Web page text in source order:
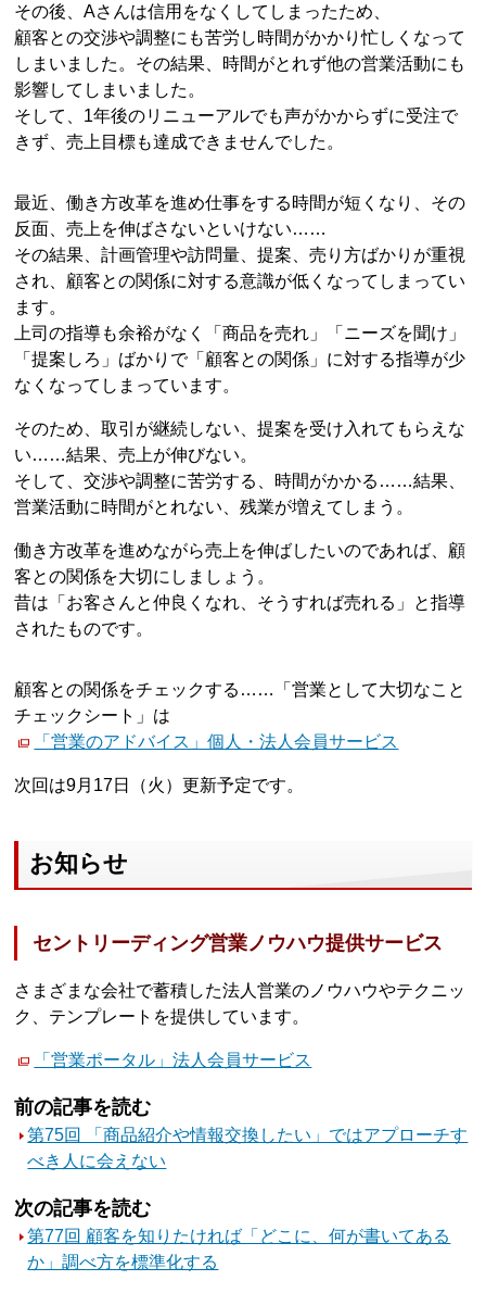
その後、Aさんは信用をなくしてしまったため、
顧客との交渉や調整にも苦労し時間がかかり忙しくなって
しまいました。その結果、時間がとれず他の営業活動にも
影響してしまいました。
そして、1年後のリニューアルでも声がかからずに受注で
きず、売上目標も達成できませんでした。
最近、働き方改革を進め仕事をする時間が短くなり、その
反面、売上を伸ばさないといけない……
その結果、計画管理や訪問量、提案、売り方ばかりが重視
され、顧客との関係に対する意識が低くなってしまってい
ます。
上司の指導も余裕がなく「商品を売れ」「ニーズを聞け」
「提案しろ」ばかりで「顧客との関係」に対する指導が少
なくなってしまっています。
そのため、取引が継続しない、提案を受け入れてもらえな
い……結果、売上が伸びない。
そして、交渉や調整に苦労する、時間がかかる……結果、
営業活動に時間がとれない、残業が増えてしまう。
働き方改革を進めながら売上を伸ばしたいのであれば、顧
客との関係を大切にしましょう。
昔は「お客さんと仲良くなれ、そうすれば売れる」と指導
されたものです。
顧客との関係をチェックする……「営業として大切なこと
チェックシート」は
「営業のアドバイス」個人・法人会員サービス
次回は9月17日（火）更新予定です。
お知らせ
セントリーディング営業ノウハウ提供サービス
さまざまな会社で蓄積した法人営業のノウハウやテクニッ
ク、テンプレートを提供しています。
「営業ポータル」法人会員サービス
前の記事を読む
第75回 「商品紹介や情報交換したい」ではアプローチす
べき人に会えない
次の記事を読む
第77回 顧客を知りたければ「どこに、何が書いてある
か」調べ方を標準化する